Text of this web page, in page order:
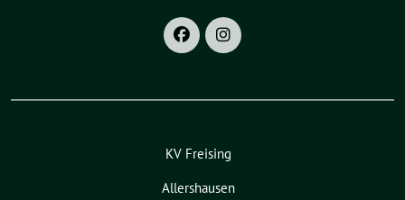
KV Freising
Allershausen